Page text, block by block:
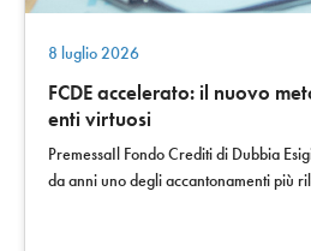
8 luglio 2026
FCDE accelerato: il nuovo
enti virtuosi
PremessaIl Fondo Crediti di Dubbia
da anni uno degli accantonamenti più